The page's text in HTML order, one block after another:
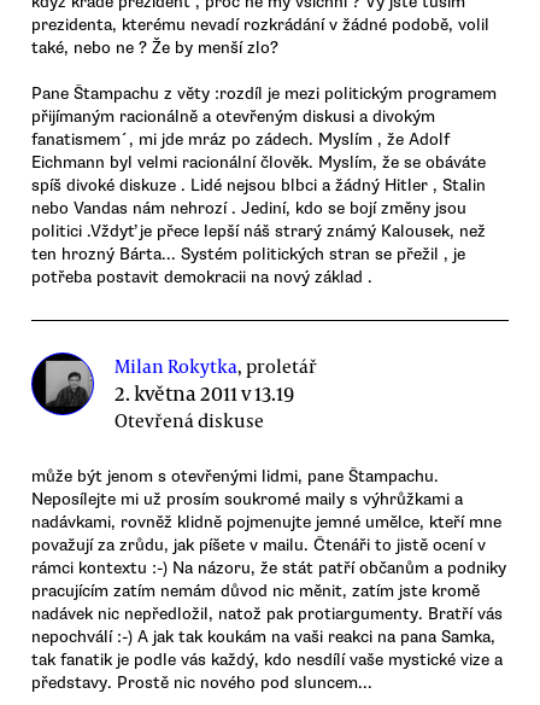
prezidenta, kterému nevadí rozkrádání v žádné podobě, volil
také, nebo ne ? Že by menší zlo?
Pane Štampachu z věty :rozdíl je mezi politickým programem
přijímaným racionálně a otevřeným diskusi a divokým
fanatismem´, mi jde mráz po zádech. Myslím , že Adolf
Eichmann byl velmi racionální člověk. Myslím, že se obáváte
spíš divoké diskuze . Lidé nejsou blbci a žádný Hitler , Stalin
nebo Vandas nám nehrozí . Jediní, kdo se bojí změny jsou
politici .Vždyť je přece lepší náš strarý známý Kalousek, než
ten hrozný Bárta... Systém politických stran se přežil , je
potřeba postavit demokracii na nový základ .
Milan Rokytka, proletář
2. května 2011 v 13.19
Otevřená diskuse
může být jenom s otevřenými lidmi, pane Štampachu.
Neposílejte mi už prosím soukromé maily s výhrůžkami a
nadávkami, rovněž klidně pojmenujte jemné umělce, kteří mne
považují za zrůdu, jak píšete v mailu. Čtenáři to jistě ocení v
rámci kontextu :-) Na názoru, že stát patří občanům a podniky
pracujícím zatím nemám důvod nic měnit, zatím jste kromě
nadávek nic nepředložil, natož pak protiargumenty. Bratří vás
nepochválí :-) A jak tak koukám na vaši reakci na pana Samka,
tak fanatik je podle vás každý, kdo nesdílí vaše mystické vize a
představy. Prostě nic nového pod sluncem...